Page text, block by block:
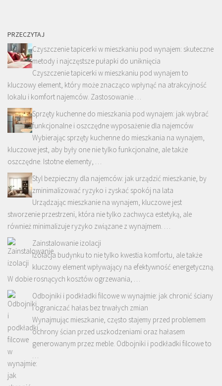
PRZECZYTAJ
Czyszczenie tapicerki w mieszkaniu pod wynajem: skuteczne
metody i najczęstsze pułapki do uniknięcia
Czyszczenie tapicerki w mieszkaniu pod wynajem to
kluczowy element, który może znacząco wpłynąć na atrakcyjność
lokalu i komfort najemców. Zastosowanie …
Sprzęty kuchenne do mieszkania pod wynajem: jak wybrać
funkcjonalne i oszczędne wyposażenie dla najemców
Wybierając sprzęty kuchenne do mieszkania na wynajem,
kluczowe jest, aby były one nie tylko funkcjonalne, ale także
oszczędne. Istotne elementy, …
Styl bezpieczny dla najemców: jak urządzić mieszkanie, by
zminimalizować ryzyko i zyskać spokój na lata
Urządzając mieszkanie na wynajem, kluczowe jest
stworzenie przestrzeni, która nie tylko zachwyca estetyką, ale
również minimalizuje ryzyko związane z wynajmem. …
Zainstalowanie izolacji
Izolacja budynku to nie tylko kwestia komfortu, ale także
kluczowy element wpływający na efektywność energetyczną.
W dobie rosnących kosztów ogrzewania, …
Odbojniki i podkładki filcowe w wynajmie: jak chronić ściany
i ograniczać hałas bez trwałych zmian
Wynajmując mieszkanie, często stajemy przed problemem
ochrony ścian przed uszkodzeniami oraz hałasem
generowanym przez meble. Odbojniki i podkładki filcowe to
…